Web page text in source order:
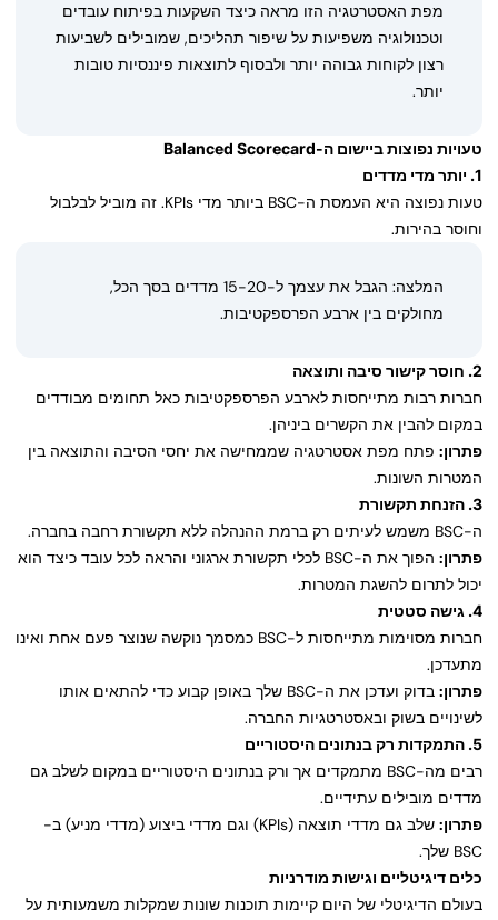
מפת האסטרטגיה הזו מראה כיצד השקעות בפיתוח עובדים
וטכנולוגיה משפיעות על שיפור תהליכים, שמובילים לשביעות
רצון לקוחות גבוהה יותר ולבסוף לתוצאות פיננסיות טובות
יותר.
טעויות נפוצות ביישום ה-Balanced Scorecard
1. יותר מדי מדדים
טעות נפוצה היא העמסת ה-BSC ביותר מדי KPIs. זה מוביל לבלבול
וחוסר בהירות.
המלצה: הגבל את עצמך ל-15-20 מדדים בסך הכל,
מחולקים בין ארבע הפרספקטיבות.
2. חוסר קישור סיבה ותוצאה
חברות רבות מתייחסות לארבע הפרספקטיבות כאל תחומים מבודדים
במקום להבין את הקשרים ביניהן.
פתרון: פתח מפת אסטרטגיה שממחישה את יחסי הסיבה והתוצאה בין
המטרות השונות.
3. הזנחת תקשורת
ה-BSC משמש לעיתים רק ברמת ההנהלה ללא תקשורת רחבה בחברה.
פתרון:
הפוך את ה-BSC לכלי תקשורת ארגוני והראה לכל עובד כיצד הוא
יכול לתרום להשגת המטרות.
4. גישה סטטית
חברות מסוימות מתייחסות ל-BSC כמסמך נוקשה שנוצר פעם אחת ואינו
מתעדכן.
פתרון:
בדוק ועדכן את ה-BSC שלך באופן קבוע כדי להתאים אותו
לשינויים בשוק ובאסטרטגיות החברה.
5. התמקדות רק בנתונים היסטוריים
רבים מה-BSC מתמקדים אך ורק בנתונים היסטוריים במקום לשלב גם
מדדים מובילים עתידיים.
פתרון:
שלב גם מדדי תוצאה (KPIs) וגם מדדי ביצוע (מדדי מניע) ב-
BSC שלך.
כלים דיגיטליים וגישות מודרניות
בעולם הדיגיטלי של היום קיימות תוכנות שונות שמקלות משמעותית על